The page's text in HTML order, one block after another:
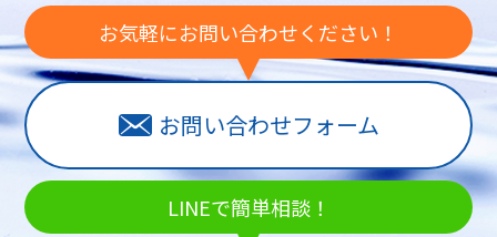
お気軽にお問い合わせください！
お問い合わせフォーム
LINEで簡単相談！